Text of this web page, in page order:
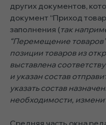
других документов,
документ “Приход
заполнения (так
“Перемещение
позиции товаров из
выставлена
и указан состав
указать состав
необходимости,